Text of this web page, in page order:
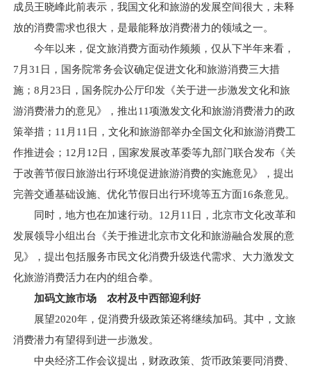
成员王晓峰此前表示，我国文化和旅游的发展空间很大，未释
放的消费需求也很大，是最能释放消费潜力的领域之一。
今年以来，促文旅消费方面动作频频，仅从下半年来看，
7月31日，国务院常务会议确定促进文化和旅游消费三大措
施；8月23日，国务院办公厅印发《关于进一步激发文化和旅
游消费潜力的意见》，推出11项激发文化和旅游消费潜力的政
策举措；11月11日，文化和旅游部举办全国文化和旅游消费工
作推进会；12月12日，国家发展改革委等九部门联合发布《关
于改善节假日旅游出行环境促进旅游消费的实施意见》，提出
完善交通基础设施、优化节假日出行环境等五方面16条意见。
同时，地方也在加速行动。12月11日，北京市文化改革和
发展领导小组出台《关于推进北京市文化和旅游融合发展的意
见》，提出包括服务市民文化消费升级迭代需求、大力激发文
化旅游消费活力在内的组合拳。
加码文旅市场 农村及中西部迎利好
展望2020年，促消费升级政策还将继续加码。其中，文旅
消费潜力有望得到进一步激发。
中央经济工作会议提出，财政政策、货币政策要同消费、